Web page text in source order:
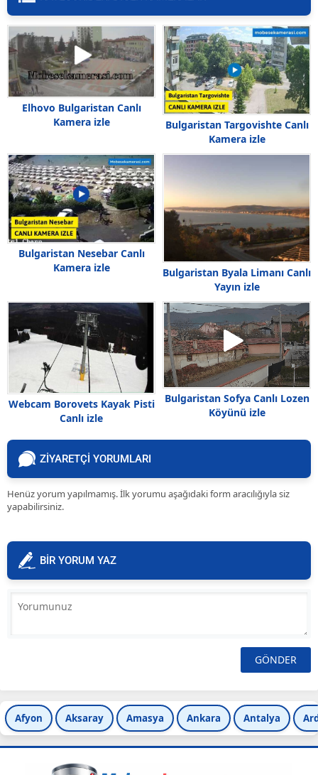
Elhovo Bulgaristan Canlı
Kamera izle
Bulgaristan Targovishte Canlı
Kamera izle
Bulgaristan Nesebar Canlı
Kamera izle
Bulgaristan Byala Limanı Canlı
Yayın izle
Webcam Borovets Kayak Pisti
Canlı izle
Bulgaristan Sofya Canlı Lozen
Köyünü izle
ZİYARETÇİ YORUMLARI
Henüz yorum yapılmamış. İlk yorumu aşağıdaki form aracılığıyla siz
yapabilirsiniz.
BİR YORUM YAZ
Afyon Aksaray Amasya Ankara Antalya